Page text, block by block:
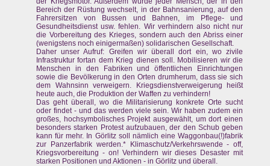
Bereich der Rüstung wechselt, in der Bahnsanierung, auf den
Fahrersitzen von Bussen und Bahnen, im Pflege- und
Gesundheitsdienst usw. fehlen. Wir verhindern also nicht nur
die Vorbereitung des Krieges, sondern auch den Abriss einer
(wenigstens noch einigermaßen) solidarischen Gesellschaft.
Daher unser Aufruf: Greifen wir überall dort ein, wo zivile
Infrastruktur fortan dem Krieg dienen soll. Mobilisieren wir die
Menschen in den Fabriken und öffentlichen Einrichtungen
sowie die Bevölkerung in den Orten drumherum, dass sie sich
dem Wahnsinn verweigern. Kriegsdienstverweigerung heißt
heute auch, die Produktion der Waffen zu verhindern!
Das geht überall, wo die Militarisierung konkrete Orte sucht
oder findet - und das werden viele sein. Wir haben zudem ein
großes, hochsymbolisches Projekt ausgewählt, um dort einen
besonders starken Protest aufzubauen, der den Schub geben
kann für mehr. In Görlitz soll nämlich eine Waggonbau(!)fabrik
zur Panzerfabrik werden.* Klimaschutz/Verkehrswende - off,
Kriegsvorbereitung - on! Verhindern wir dieses Desaster mit
starken Positionen und Aktionen - in Görlitz und überall.